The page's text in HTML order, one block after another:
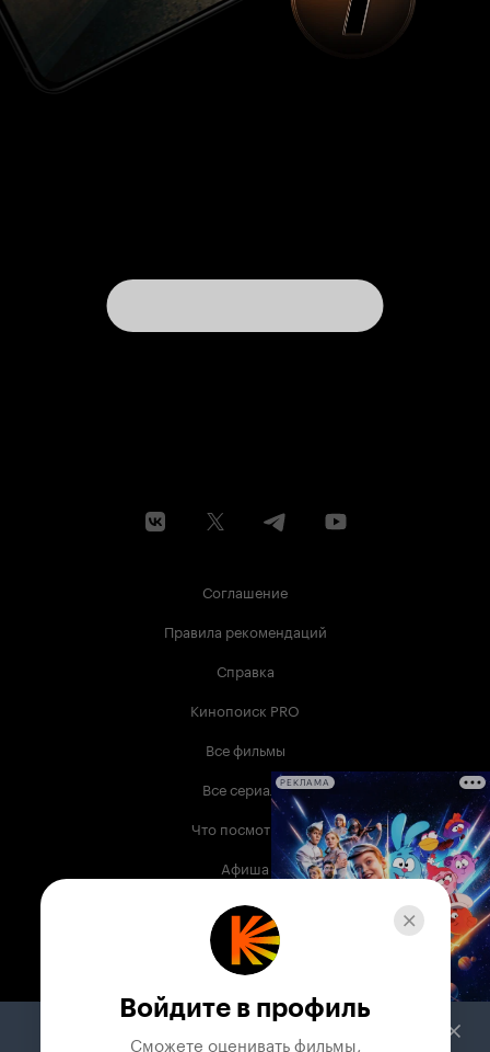
Соглашение
Правила рекомендаций
Справка
Кинопоиск PRO
Все фильмы
Все сериалы
Что посмотреть
Афиша
Музыка
Телепрограмма
Служба поддержки
РЕКЛАМА
Войдите в профиль
Сможете оценивать фильмы,